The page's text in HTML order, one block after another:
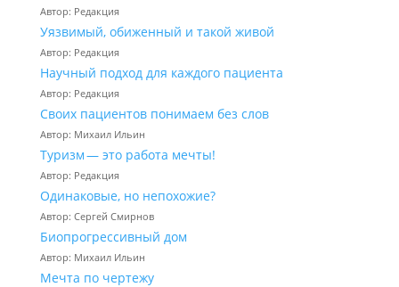
Автор: Редакция
Уязвимый, обиженный и такой живой
Автор: Редакция
Научный подход для каждого пациента
Автор: Редакция
Своих пациентов понимаем без слов
Автор: Михаил Ильин
Туризм — это работа мечты!
Автор: Редакция
Одинаковые, но непохожие?
Автор: Сергей Смирнов
Биопрогрессивный дом
Автор: Михаил Ильин
Мечта по чертежу